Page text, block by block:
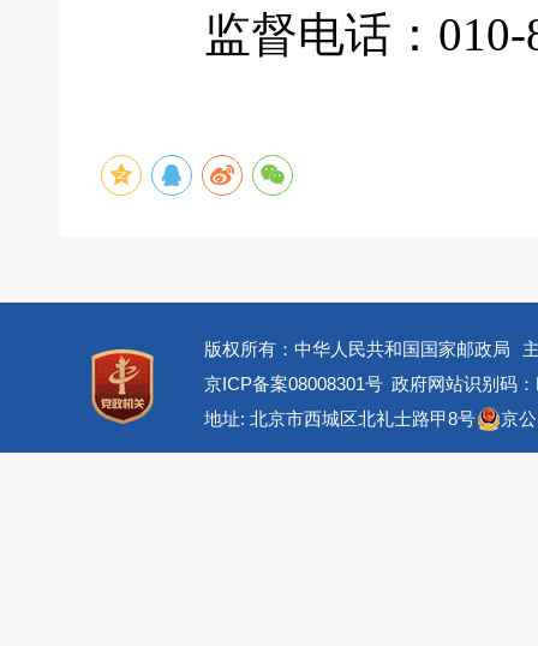
监督电话：010-
版权所有：中华人民共和国国家邮政局
京ICP备案08008301号 政府网站识别码
地址: 北京市西城区北礼士路甲8号
京